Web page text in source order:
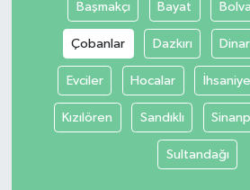
Başmakçı Bayat
Çobanlar Dazkırı Dinar
Evciler Hocalar İhsaniye
Kızılören Sandıklı
Sultandağı
KENT GÜNDEMİ
Kepsut
KÜLTÜR-SANAT